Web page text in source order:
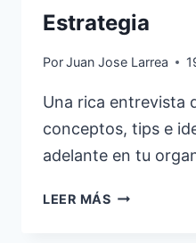
Estrategia
PorJuan Jose Larrea
Una rica entrevista
conceptos, tips e
adelante en tu
LEER MÁSLA